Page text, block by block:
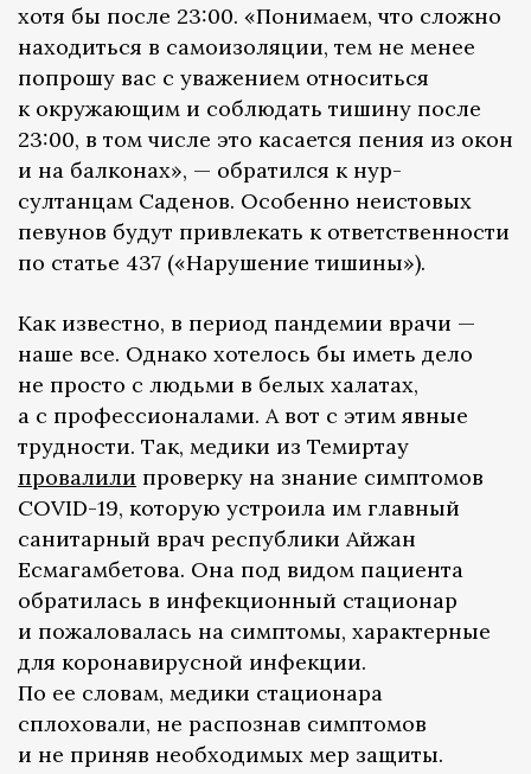
хотя бы после 23:00. «Понимаем, что сложно
находиться в самоизоляции, тем не менее
попрошу вас с уважением относиться
к окружающим и соблюдать тишину после
23:00, в том числе это касается пения из окон
и на балконах», — обратился к нур-
султанцам Саденов. Особенно неистовых
певунов будут привлекать к ответственности
по статье 437 («Нарушение тишины»).
Как известно, в период пандемии врачи —
наше все. Однако хотелось бы иметь дело
не просто с людьми в белых халатах,
а с профессионалами. А вот с этим явные
трудности. Так, медики из Темиртау
провалили проверку на знание симптомов
COVID-19, которую устроила им главный
санитарный врач республики Айжан
Есмагамбетова. Она под видом пациента
обратилась в инфекционный стационар
и пожаловалась на симптомы, характерные
для коронавирусной инфекции.
По ее словам, медики стационара
сплоховали, не распознав симптомов
и не приняв необходимых мер защиты.